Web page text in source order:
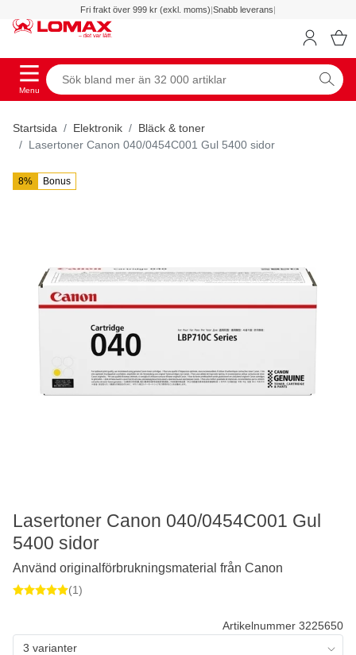
Fri frakt över 999 kr (exkl. moms)|Snabb leverans|
Menu
Startsida Elektronik
Bläck & toner
Lasertoner Canon 040/0454C001 Gul 5400 sidor
8% Bonus
Artikelnummer 3225650
3 varianter
Lasertoner Canon 040/0454C001 Gul
5400 sidor
Använd originalförbrukningsmaterial från Canon
(1)